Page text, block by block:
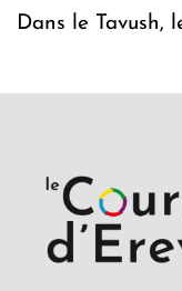
Dans le Tavush,